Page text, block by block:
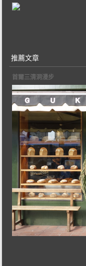
推薦文章
首爾三清洞漫步